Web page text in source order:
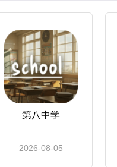
第八中学
2026-08-05